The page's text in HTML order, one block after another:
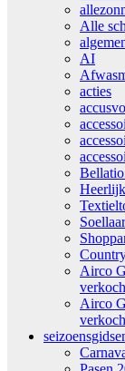
Alle
AI
acties
Airco
Airco